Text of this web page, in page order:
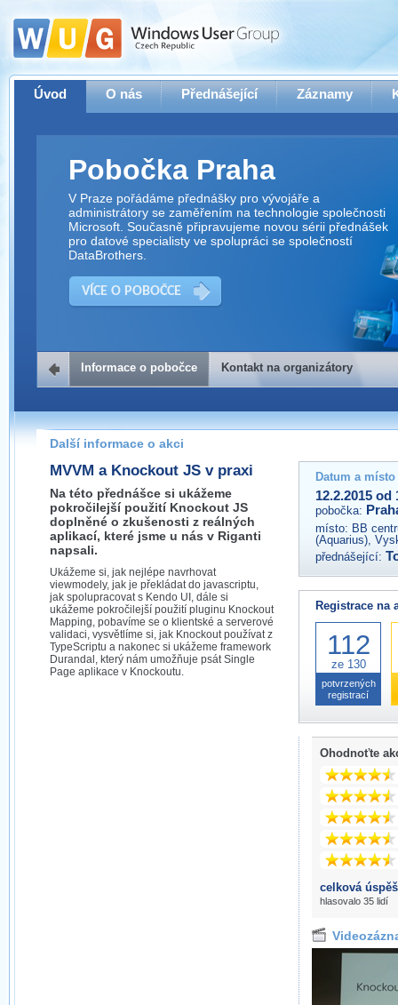
Úvod O nás Přednášející Záznamy
Pobočka Praha
V Praze pořádáme přednášky pro vývojáře a
administrátory se zaměřením na technologie společnosti
Microsoft. Současně připravujeme novou sérii přednášek
pro datové specialisty ve spolupráci se společností
DataBrothers.
VÍCE O POBOČCE
Kontakt na organizátory
Pokud máte jakýkoliv dotaz na organizátory této akce,
prosím neváhejte nás kontaktovat na e-mailu:
praha@wug.cz
Informace o pobočce Kontakt na organizátory
Další informace o akci
MVVM a Knockout JS v praxi
Na této přednášce si ukážeme
pokročilejší použití Knockout JS
doplněné o zkušenosti z reálných
aplikací, které jsme u nás v Riganti
napsali.
Ukážeme si, jak nejlépe navrhovat
viewmodely, jak je překládat do javascriptu,
jak spolupracovat s Kendo UI, dále si
ukážeme pokročilejší použití pluginu Knockout
Mapping, pobavíme se o klientské a serverové
validaci, vysvětlíme si, jak Knockout používat z
TypeScriptu a nakonec si ukážeme framework
Durandal, který nám umožňuje psát Single
Page aplikace v Knockoutu.
Datum a
12.2.2015 od
pobočka:
místo: BB
(Aquarius),
přednášející:
Registrace na
112
ze 130
potvrzených
registrací
Ohodnoťte
celková
hlasovalo 35 lidí